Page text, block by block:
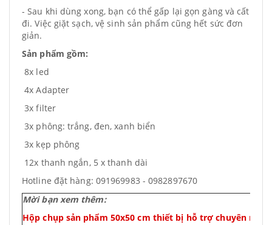
- Sau khi dùng xong, bạn có thể gấp lại gọn gàng và cất
đi. Việc giặt sạch, vệ sinh sản phẩm cũng hết sức đơn
giản.
Sản phẩm gồm:
8x led
4x Adapter
3x filter
3x phông: trắng, đen, xanh biển
3x kẹp phông
12x thanh ngắn, 5 x thanh dài
Hotline đặt hàng: 091969983 - 0982897670
Mời bạn xem thêm:
Hộp chụp sản phẩm 50x50 cm thiết bị hỗ trợ chuyên